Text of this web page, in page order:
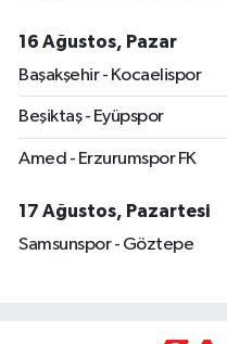
16 Ağustos, Pazar
Başakşehir - Kocaelispor
Beşiktaş - Eyüpspor
Amed - Erzurumspor FK
17 Ağustos, Pazartesi
Samsunspor - Göztepe